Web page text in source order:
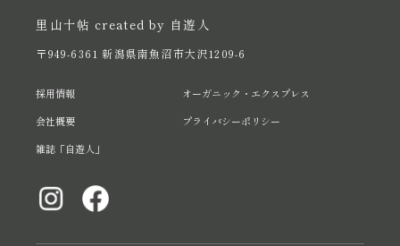
里山十帖 created by 自遊人
〒949-6361 新潟県南魚沼市大沢1209-6
採用情報
会社概要
雑誌「自遊人」
オーガニック・エクスプレス
プライバシーポリシー